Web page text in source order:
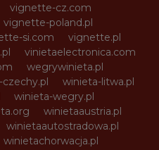
vignette-cz.com
vignette-poland.pl
si.com
vignette.pl
vinietaelectronica.com
wegrywinieta.pl
winieta-litwa.pl
winieta-wegry.pl
winietaaustria.pl
winietaautostradowa.pl
winietachorwacja.pl